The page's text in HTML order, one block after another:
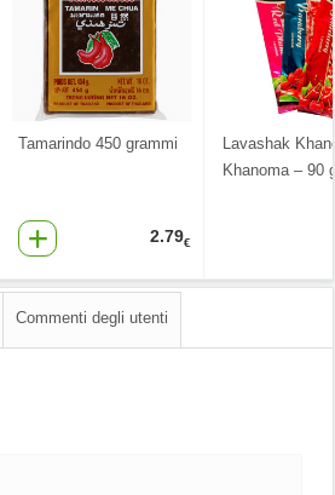
Tamarindo 450 grammi
2.79€
Lavashak
Khanoma – 90
Commenti degli utenti